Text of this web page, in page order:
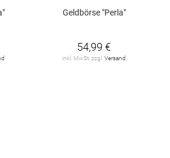
Geldbörse "Perla"
54,99 €
inkl. MwSt. zzgl. Versand